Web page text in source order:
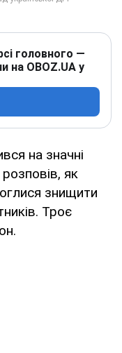
головного —
на OBOZ.UA у
на значні
розповів, як
знищити
Троє